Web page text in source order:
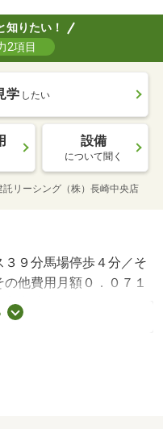
知りたい！
2項目
学 したい
設備
について聞く
リーシング（株）長崎中央店
９分馬場停歩４分／そ
他費用月額０．０７１
内清掃費用 ６０５０
スト 機関保証加入必
り）／事務所利用不可
ス事業者にご確認いた